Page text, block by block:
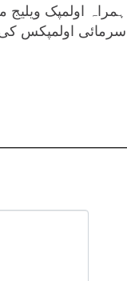
سرمائی اولمپکس